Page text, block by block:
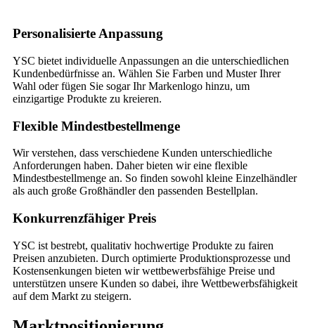
Personalisierte Anpassung
YSC bietet individuelle Anpassungen an die unterschiedlichen
Kundenbedürfnisse an. Wählen Sie Farben und Muster Ihrer
Wahl oder fügen Sie sogar Ihr Markenlogo hinzu, um
einzigartige Produkte zu kreieren.
Flexible Mindestbestellmenge
Wir verstehen, dass verschiedene Kunden unterschiedliche
Anforderungen haben. Daher bieten wir eine flexible
Mindestbestellmenge an. So finden sowohl kleine Einzelhändler
als auch große Großhändler den passenden Bestellplan.
Konkurrenzfähiger Preis
YSC ist bestrebt, qualitativ hochwertige Produkte zu fairen
Preisen anzubieten. Durch optimierte Produktionsprozesse und
Kostensenkungen bieten wir wettbewerbsfähige Preise und
unterstützen unsere Kunden so dabei, ihre Wettbewerbsfähigkeit
auf dem Markt zu steigern.